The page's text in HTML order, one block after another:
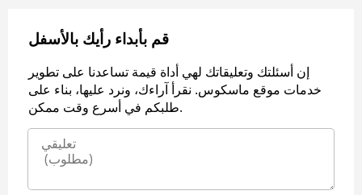
قم بأبداء رأيك بالأسفل
إن أسئلتك وتعليقاتك لهي أداة قيمة تساعدنا على تطوير
خدمات موقع ماسكوس. نقرأ آراءك، ونرد عليها، بناء على
طلبكم في أسرع وقت ممكن.